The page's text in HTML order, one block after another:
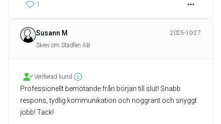
1
Susann M
2025-10-27
Skrev om Städfen AB
Verifierad kund
Professionellt bemötande från början till slut! Snabb
respons, tydlig kommunikation och noggrant och snyggt
jobb! Tack!